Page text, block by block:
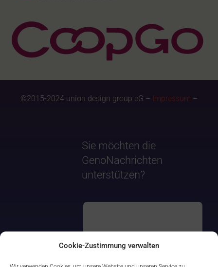
Cookie-Zustimmung verwalten
©2015-2024 union design group eG – Impressum –
Sie möchten die
GenoNachrichten
unterstützen?